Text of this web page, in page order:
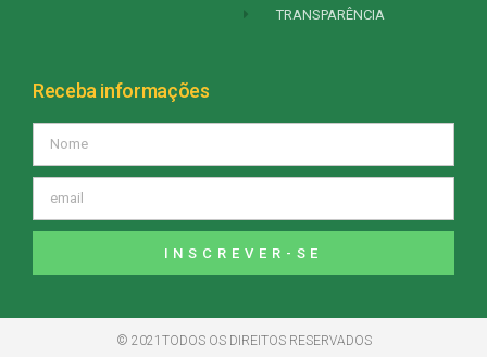
TRANSPARÊNCIA
Receba informações
INSCREVER-SE
© 2021TODOS OS DIREITOS RESERVADOS